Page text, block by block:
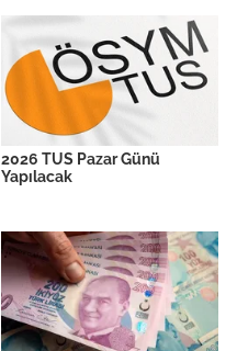
2026 TUS Pazar Günü
Yapılacak